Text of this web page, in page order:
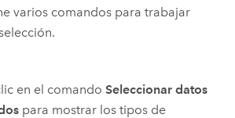
varios comandos para trabajar
en el comandoSeleccionar datos
para mostrar los tipos de